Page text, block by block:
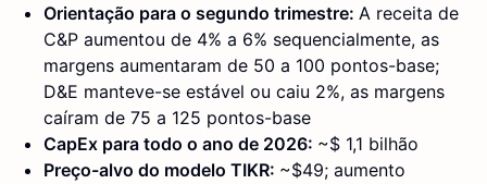
Orientação para o segundo trimestre: A receita de
C&P aumentou de 4% a 6% sequencialmente, as
margens aumentaram de 50 a 100 pontos-base;
D&E manteve-se estável ou caiu 2%, as margens
caíram de 75 a 125 pontos-base
CapEx para todo o ano de 2026: ~$ 1,1 bilhão
Preço-alvo do modelo TIKR: ~$49; aumento